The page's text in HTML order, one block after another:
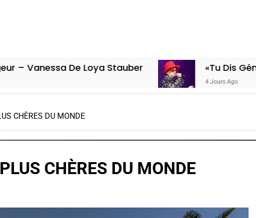
De Loya Stauber «Tu Dis Génocide, Je
4 Jours Ago
CHÈRES DU MONDE
CHÈRES DU MONDE